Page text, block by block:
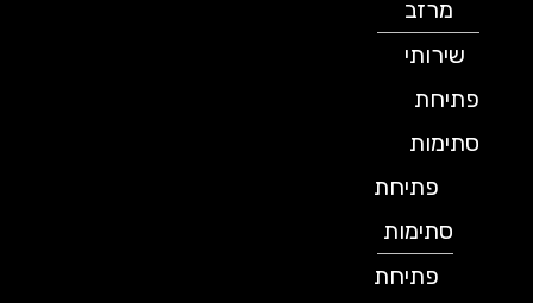
מרזב
שירותי
פתיחת
סתימות
פתיחת
סתימות
פתיחת